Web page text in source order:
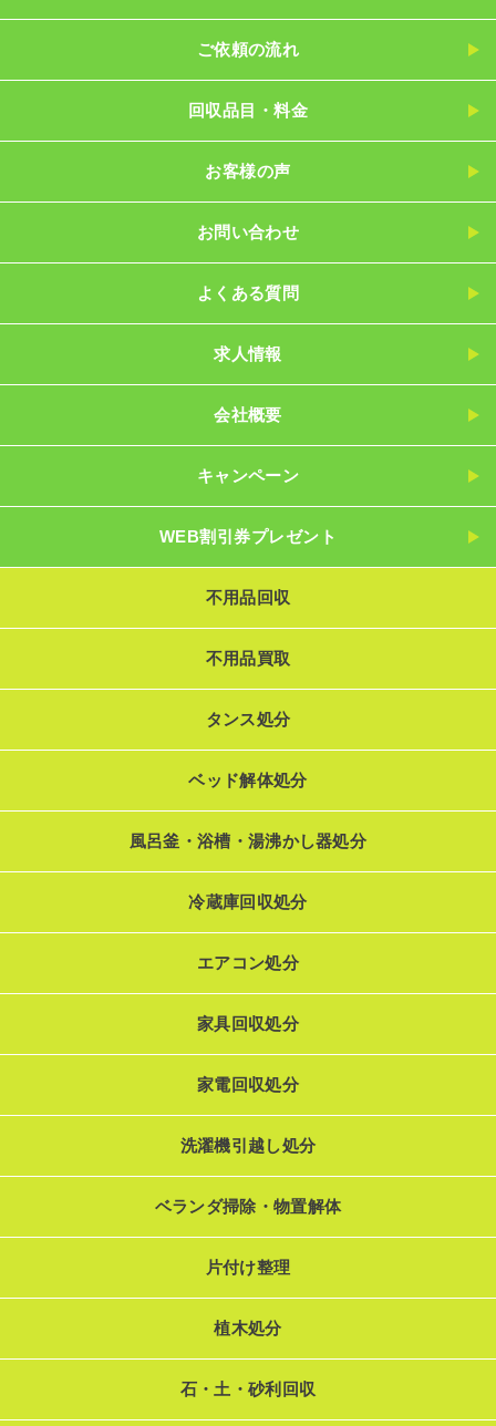
ご依頼の流れ
回収品目・料金
お客様の声
お問い合わせ
よくある質問
求人情報
会社概要
キャンペーン
WEB割引券プレゼント
不用品回収
不用品買取
タンス処分
ベッド解体処分
風呂釜・浴槽・湯沸かし器処分
冷蔵庫回収処分
エアコン処分
家具回収処分
家電回収処分
洗濯機引越し処分
ベランダ掃除・物置解体
片付け整理
植木処分
石・土・砂利回収